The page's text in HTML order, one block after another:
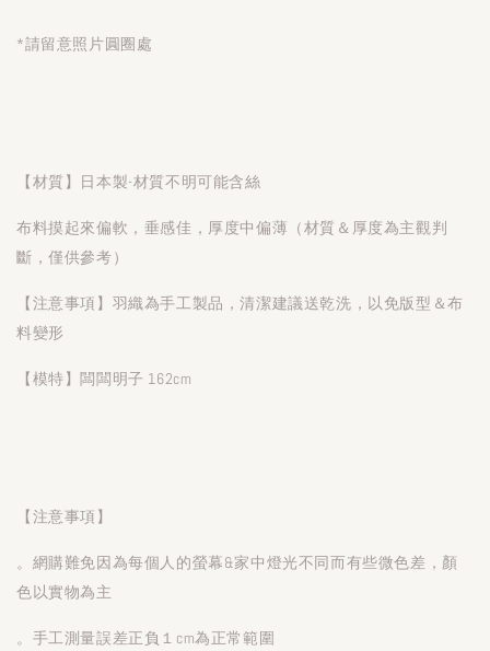
*請留意照片圓圈處
【材質】日本製-材質不明可能含絲
布料摸起來偏軟，垂感佳，厚度中偏薄（材質＆厚度為主觀判
斷，僅供參考）
【注意事項】羽織為手工製品，清潔建議送乾洗，以免版型＆布
料變形
【模特】闆闆明子 162cm
【注意事項】
。網購難免因為每個人的螢幕&家中燈光不同而有些微色差，顏
色以實物為主
。手工測量誤差正負１cm為正常範圍